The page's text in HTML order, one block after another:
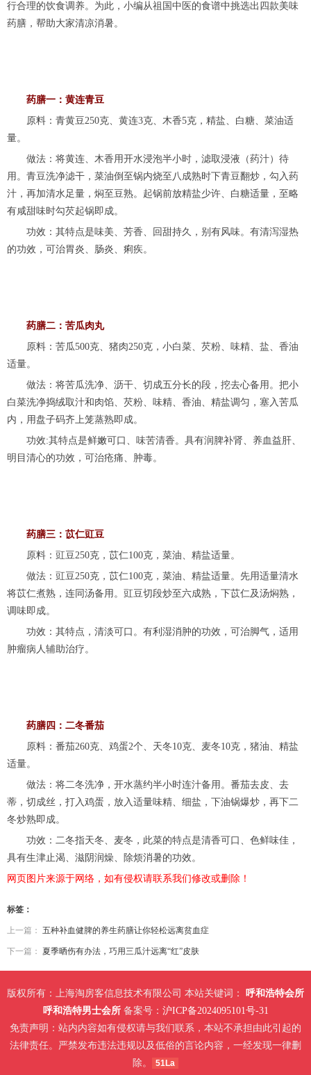
行合理的饮食调养。为此，小编从祖国中医的食谱中挑选出四款美味
药膳，帮助大家清凉消暑。
药膳一：黄连青豆
原料：青黄豆250克、黄连3克、木香5克，精盐、白糖、菜油适
量。
做法：将黄连、木香用开水浸泡半小时，滤取浸液（药汁）待
用。青豆洗净滤干，菜油倒至锅内烧至八成熟时下青豆翻炒，勾入药
汁，再加清水足量，焖至豆熟。起锅前放精盐少许、白糖适量，至略
有咸甜味时勾芡起锅即成。
功效：其特点是味美、芳香、回甜持久，别有风味。有清泻湿热
的功效，可治胃炎、肠炎、痢疾。
药膳二：苦瓜肉丸
原料：苦瓜500克、猪肉250克，小白菜、芡粉、味精、盐、香油
适量。
做法：将苦瓜洗净、沥干、切成五分长的段，挖去心备用。把小
白菜洗净捣绒取汁和肉馅、芡粉、味精、香油、精盐调匀，塞入苦瓜
内，用盘子码齐上笼蒸熟即成。
功效:其特点是鲜嫩可口、味苦清香。具有润脾补肾、养血益肝、
明目清心的功效，可治疮痛、肿毒。
药膳三：苡仁豇豆
原料：豇豆250克，苡仁100克，菜油、精盐适量。
做法：豇豆250克，苡仁100克，菜油、精盐适量。先用适量清水
将苡仁煮熟，连同汤备用。豇豆切段炒至六成熟，下苡仁及汤焖熟，
调味即成。
功效：其特点，清淡可口。有利湿消肿的功效，可治脚气，适用
肿瘤病人辅助治疗。
药膳四：二冬番茄
原料：番茄260克、鸡蛋2个、天冬10克、麦冬10克，猪油、精盐
适量。
做法：将二冬洗净，开水蒸约半小时连汁备用。番茄去皮、去
蒂，切成丝，打入鸡蛋，放入适量味精、细盐，下油锅爆炒，再下二
冬炒熟即成。
功效：二冬指天冬、麦冬，此菜的特点是清香可口、色鲜味佳，
具有生津止渴、滋阴润燥、除烦消暑的功效。
网页图片来源于网络，如有侵权请联系我们修改或删除！
标签：
上一篇： 五种补血健脾的养生药膳让你轻松远离贫血症
下一篇： 夏季晒伤有办法，巧用三瓜汁远离“红”皮肤
版权所有：上海淘房客信息技术有限公司 本站关键词： 呼和浩特会所
呼和浩特男士会所备案号： 沪ICP备2024095101号-31
免责声明：站内内容如有侵权请与我们联系，本站不承担由此引起的
法律责任。严禁发布违法违规以及低俗的言论内容，一经发现一律删
除。
51La